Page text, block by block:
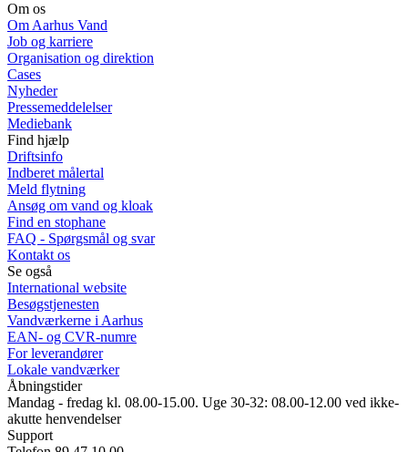
Om os
Om Aarhus Vand
Job og karriere
Organisation og direktion
Cases
Nyheder
Pressemeddelelser
Mediebank
Find hjælp
Driftsinfo
Indberet målertal
Meld flytning
Ansøg om vand og kloak
Find en stophane
FAQ - Spørgsmål og svar
Kontakt os
Se også
International website
Besøgstjenesten
Vandværkerne i Aarhus
EAN- og CVR-numre
For leverandører
Lokale vandværker
Åbningstider
Mandag - fredag kl. 08.00-15.00. Uge 30-32: 08.00-12.00 ved ikke-
akutte henvendelser
Support